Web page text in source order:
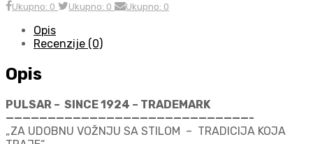
Ukupno: 0 Ukupno: 0 Ukupno: 0
Opis
Recenzije (0)
Opis
PULSAR – SINCE 1924 – TRADEMARK
—————————————————————————————-
„ZA UDOBNU VOŽNJU SA STILOM – TRADICIJA KOJA